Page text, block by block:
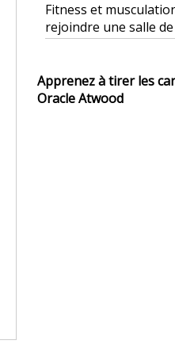
Fitness et
rejoindre une salle
Apprenez à tirer les
Oracle Atwood